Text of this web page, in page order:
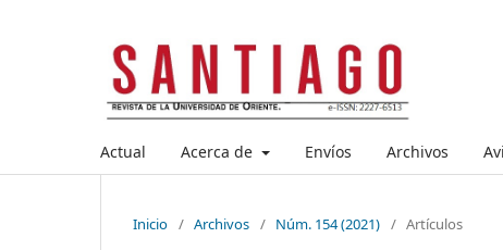
Actual Acerca de Envíos Archivos
Inicio / Archivos / Núm. 154 (2021) / Artículos